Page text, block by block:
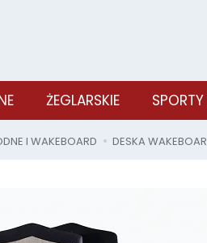
ŻEGLARSKIE
I WAKEBOARD DESKA